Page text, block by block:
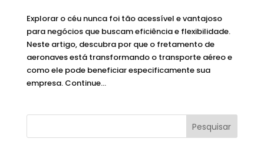
Explorar o céu nunca foi tão acessível e vantajoso
para negócios que buscam eficiência e flexibilidade.
Neste artigo, descubra por que o fretamento de
aeronaves está transformando o transporte aéreo e
como ele pode beneficiar especificamente sua
empresa. Continue...